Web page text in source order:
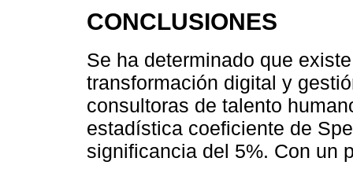
CONCLUSIONES
Se ha determinado que
transformación digital y
consultoras de talento
estadística coeficiente de
significancia del 5%. Con un